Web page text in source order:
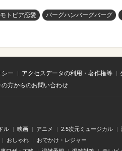
トピア恋愛 バーグハンバーグバーグ
シー アクセスデータの利用・著作権等
方からのお問い合わせ
ル 映画 アニメ 2.5次元ミュージカル
おしゃれ おでかけ・レジャー